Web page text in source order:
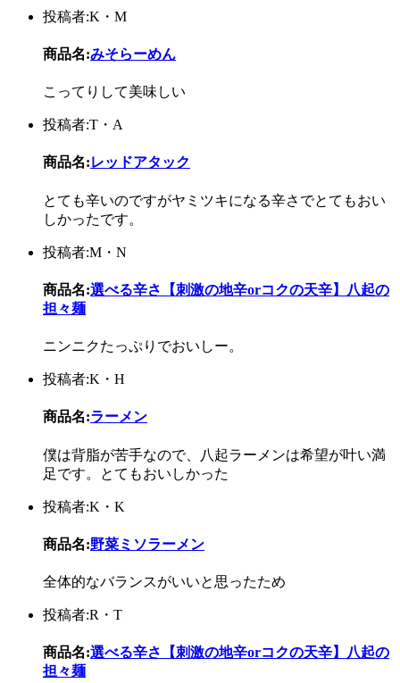
投稿者:K・M
商品名:みそらーめん
こってりして美味しい
投稿者:T・A
商品名:レッドアタック
とても辛いのですがヤミツキになる辛さでとてもおい
しかったです。
投稿者:M・N
商品名:選べる辛さ【刺激の地辛orコクの天辛】八起の
担々麺
ニンニクたっぷりでおいしー。
投稿者:K・H
商品名:ラーメン
僕は背脂が苦手なので、八起ラーメンは希望が叶い満
足です。とてもおいしかった
投稿者:K・K
商品名:野菜ミソラーメン
全体的なバランスがいいと思ったため
投稿者:R・T
商品名:選べる辛さ【刺激の地辛orコクの天辛】八起の
担々麺